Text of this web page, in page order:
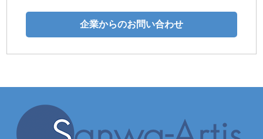
企業からのお問い合わせ